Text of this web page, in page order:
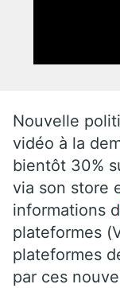
Nouvelle
vidéo à la
bientôt 30%
via son store
informations
plateformes
plateformes
par ces